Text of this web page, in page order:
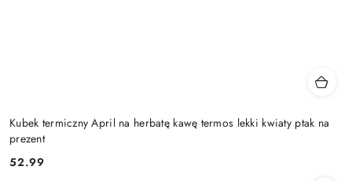
Kubek termiczny April na herbatę kawę termos lekki kwiaty ptak na
prezent
Cena:
52.99